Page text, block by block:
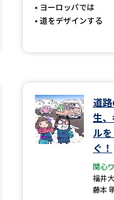
受験スケジュール
学問発
で学びたい学問発見
のミニ講義「夢ナビ講義」
ヨーロッパでは
道をデザインする
道
生
ル
ぐ！
関心
福井
藤本